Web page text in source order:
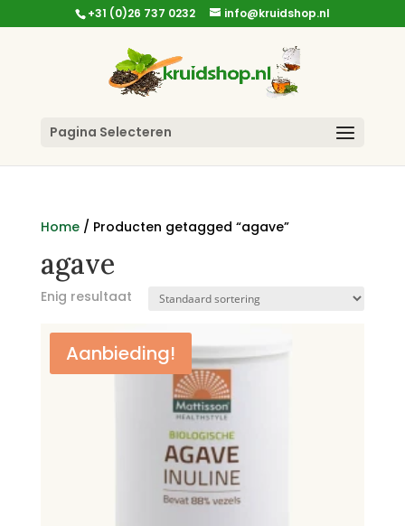
+31 (0)26 737 0232 info@kruidshop.nl
Pagina Selecteren
Home/ Producten getagged “agave”
agave
Enig resultaat
Aanbieding!